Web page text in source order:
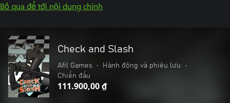
Bỏ qua để tới nội dung chính
Check and Slash
Afil Games • Hành động và phiêu lưu
•
Chiến đấu
111.900,00 ₫